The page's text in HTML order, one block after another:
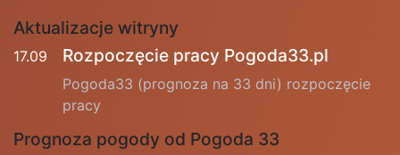
Aktualizacje witryny
17.09 Rozpoczęcie pracy Pogoda33.pl
Pogoda33 (prognoza na 33 dni) rozpoczęcie
pracy
Prognoza pogody od Pogoda 33